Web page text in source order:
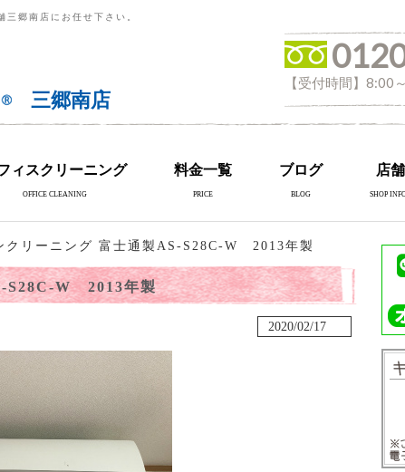
郷南店にお任せ下さい。
三郷南店
【受付時間】8:00
ィスクリーニング
OFFICE CLEANING
料金一覧
PRICE
ブログ
BLOG
店
SHOP
クリーニング 富士通製AS-S28C-W 2013年製
S28C-W 2013年製
2020/02/17